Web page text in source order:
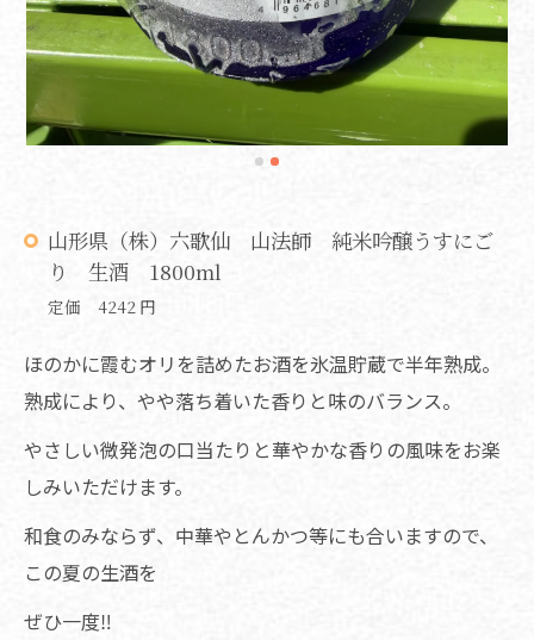
山形県（株）六歌仙 山法師 純米吟醸うすにご
り 生酒 1800ml
定価 4242 円
ほのかに霞むオリを詰めたお酒を氷温貯蔵で半年熟成。
熟成により、やや落ち着いた香りと味のバランス。
やさしい微発泡の口当たりと華やかな香りの風味をお楽
しみいただけます。
和食のみならず、中華やとんかつ等にも合いますので、
この夏の生酒を
ぜひ一度‼️